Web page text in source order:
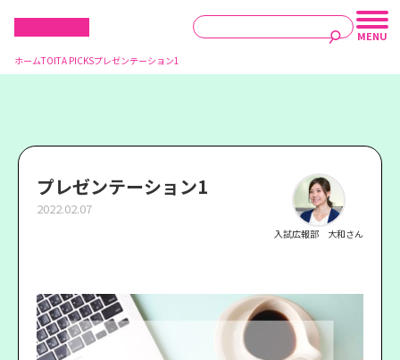
ホームTOITA PICKSプレゼンテーション1
プレゼンテーション1
2022.02.07
入試広報部 大和さん